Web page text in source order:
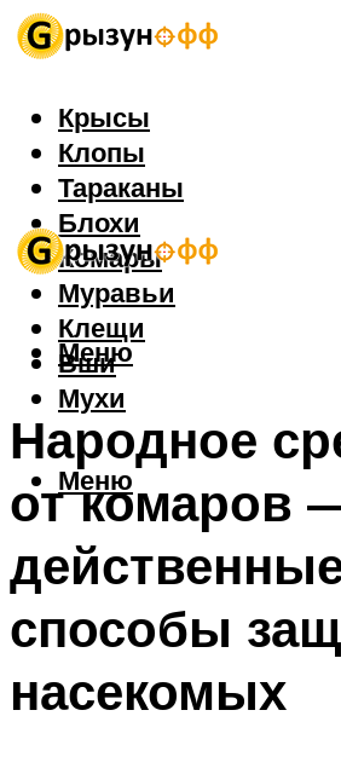
Крысы
Клопы
Тараканы
Блохи
Комары
Муравьи
Клещи
Вши
Мухи
Меню
Меню
Народное
от комаров
способы
насекомых